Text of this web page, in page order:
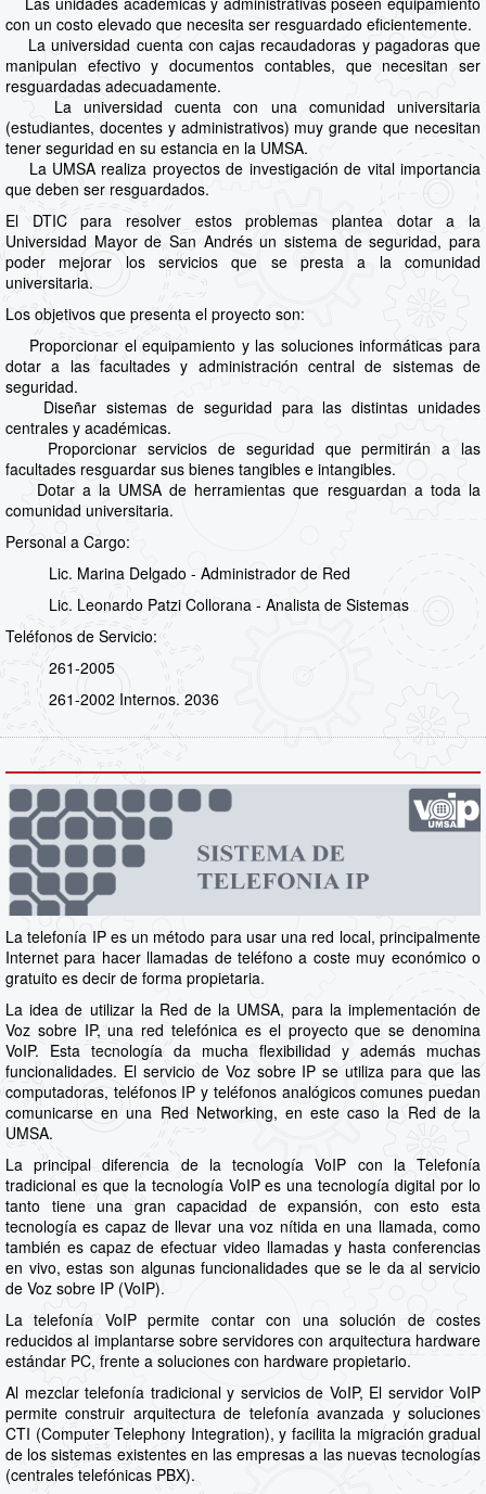
con un costo elevado que necesita ser resguardado eficientemente.
La universidad cuenta con cajas recaudadoras y pagadoras que
manipulan efectivo y documentos contables, que necesitan ser
resguardadas adecuadamente.
La universidad cuenta con una comunidad universitaria
(estudiantes, docentes y administrativos) muy grande que necesitan
tener seguridad en su estancia en la UMSA.
La UMSA realiza proyectos de investigación de vital importancia
que deben ser resguardados.
El DTIC para resolver estos problemas plantea dotar a la
Universidad Mayor de San Andrés un sistema de seguridad, para
poder mejorar los servicios que se presta a la comunidad
universitaria.
Los objetivos que presenta el proyecto son:
Proporcionar el equipamiento y las soluciones informáticas para
dotar a las facultades y administración central de sistemas de
seguridad.
Diseñar sistemas de seguridad para las distintas unidades
centrales y académicas.
Proporcionar servicios de seguridad que permitirán a las
facultades resguardar sus bienes tangibles e intangibles.
Dotar a la UMSA de herramientas que resguardan a toda la
comunidad universitaria.
Personal a Cargo:
Lic. Marina Delgado - Administrador de Red
Lic. Leonardo Patzi Collorana - Analista de Sistemas
Teléfonos de Servicio:
261-2005
261-2002 Internos. 2036
La telefonía IP es un método para usar una red local, principalmente
Internet para hacer llamadas de teléfono a coste muy económico o
gratuito es decir de forma propietaria.
La idea de utilizar la Red de la UMSA, para la implementación de
Voz sobre IP, una red telefónica es el proyecto que se denomina
VoIP. Esta tecnología da mucha flexibilidad y además muchas
funcionalidades. El servicio de Voz sobre IP se utiliza para que las
computadoras, teléfonos IP y teléfonos analógicos comunes puedan
comunicarse en una Red Networking, en este caso la Red de la
UMSA.
La principal diferencia de la tecnología VoIP con la Telefonía
tradicional es que la tecnología VoIP es una tecnología digital por lo
tanto tiene una gran capacidad de expansión, con esto esta
tecnología es capaz de llevar una voz nítida en una llamada, como
también es capaz de efectuar video llamadas y hasta conferencias
en vivo, estas son algunas funcionalidades que se le da al servicio
de Voz sobre IP (VoIP).
La telefonía VoIP permite contar con una solución de costes
reducidos al implantarse sobre servidores con arquitectura hardware
estándar PC, frente a soluciones con hardware propietario.
Al mezclar telefonía tradicional y servicios de VoIP, El servidor VoIP
permite construir arquitectura de telefonía avanzada y soluciones
CTI (Computer Telephony Integration), y facilita la migración gradual
de los sistemas existentes en las empresas a las nuevas tecnologías
(centrales telefónicas PBX).